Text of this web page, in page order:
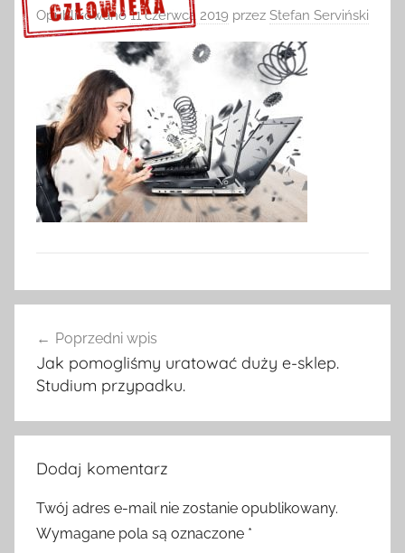
Sprawdź szczegóły >>>
Opublikowano11 czerwca 2019 przez Stefan Serviński
wpisu
Poprzedni wpis
Jak pomogliśmy uratować duży e-sklep.
Studium przypadku.
Dodaj komentarz
Twój adres e-mail nie zostanie opublikowany.
Wymagane pola są oznaczone *